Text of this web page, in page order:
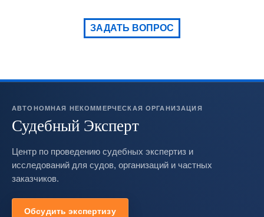
ЗАДАТЬ ВОПРОС
АВТОНОМНАЯ НЕКОММЕРЧЕСКАЯ ОРГАНИЗАЦИЯ
Судебный Эксперт
Центр по проведению судебных экспертиз и
исследований для судов, организаций и частных
заказчиков.
Обсудить экспертизу